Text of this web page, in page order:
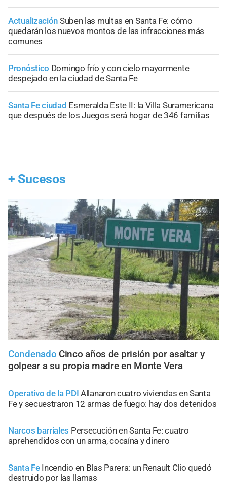
Actualización Suben las multas en Santa Fe: cómo
quedarán los nuevos montos de las infracciones más
comunes
Pronóstico Domingo frío y con cielo mayormente
despejado en la ciudad de Santa Fe
Santa Fe ciudad Esmeralda Este II: la Villa Suramericana
que después de los Juegos será hogar de 346 familias
+ Sucesos
Condenado Cinco años de prisión por asaltar y
golpear a su propia madre en Monte Vera
Operativo de la PDI Allanaron cuatro viviendas en Santa
Fe y secuestraron 12 armas de fuego: hay dos detenidos
Narcos barriales Persecución en Santa Fe: cuatro
aprehendidos con un arma, cocaína y dinero
Santa Fe Incendio en Blas Parera: un Renault Clio quedó
destruido por las llamas